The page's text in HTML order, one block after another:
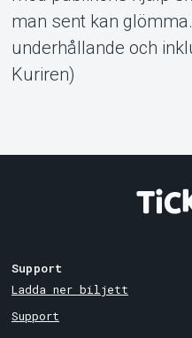
man sent kan
underhållande och
Kuriren)
Support
Ladda ner biljett
Support